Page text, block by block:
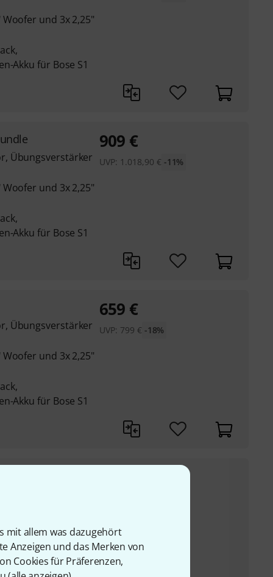
mit allem was dazugehört
Anzeigen und das Merken von
Cookies für Präferenzen,
und 3x 2,25"
Akku für Bose S1
Übungsverstärker
und 3x 2,25"
Akku für Bose S1
909 €
UVP: 1.018,90 € -11%
Übungsverstärker
und 3x 2,25"
Akku für Bose S1
659 €
UVP: 799 € -18%
Akku für Bose S1